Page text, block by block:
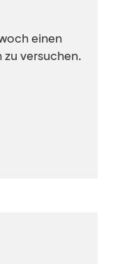
einen
zu versuchen.